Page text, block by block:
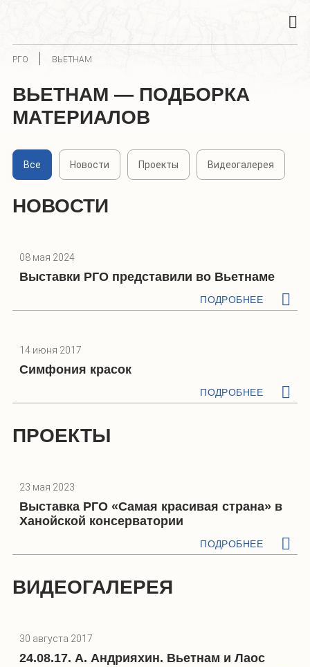
РГО ВЬЕТНАМ
ВЬЕТНАМ — ПОДБОРКА
МАТЕРИАЛОВ
Все Новости Проекты Видеогалерея
НОВОСТИ
08 мая 2024
Выставки РГО представили во Вьетнаме
ПОДРОБНЕЕ
14 июня 2017
Симфония красок
ПОДРОБНЕЕ
ПРОЕКТЫ
23 мая 2023
Выставка РГО «Самая красивая страна» в
Ханойской консерватории
ПОДРОБНЕЕ
ВИДЕОГАЛЕРЕЯ
30 августа 2017
24.08.17. А. Андрияхин. Вьетнам и Лаос